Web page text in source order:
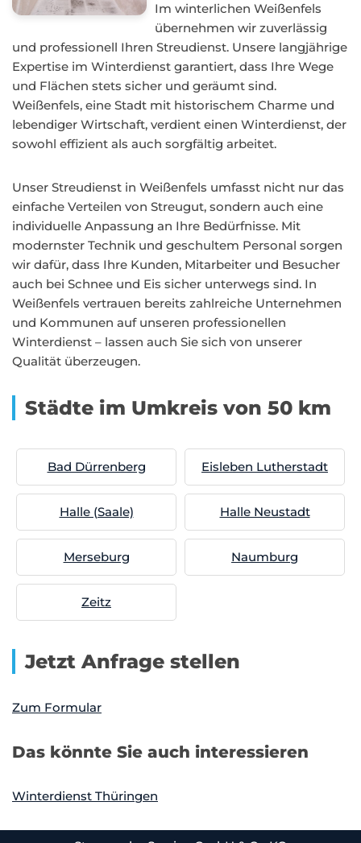
Im winterlichen Weißenfels
übernehmen wir zuverlässig
und professionell Ihren Streudienst. Unsere langjährige
Expertise im Winterdienst garantiert, dass Ihre Wege
und Flächen stets sicher und geräumt sind.
Weißenfels, eine Stadt mit historischem Charme und
lebendiger Wirtschaft, verdient einen Winterdienst, der
sowohl effizient als auch sorgfältig arbeitet.
Unser Streudienst in Weißenfels umfasst nicht nur das
einfache Verteilen von Streugut, sondern auch eine
individuelle Anpassung an Ihre Bedürfnisse. Mit
modernster Technik und geschultem Personal sorgen
wir dafür, dass Ihre Kunden, Mitarbeiter und Besucher
auch bei Schnee und Eis sicher unterwegs sind. In
Weißenfels vertrauen bereits zahlreiche Unternehmen
und Kommunen auf unseren professionellen
Winterdienst – lassen auch Sie sich von unserer
Qualität überzeugen.
Städte im Umkreis von 50 km
Bad Dürrenberg Eisleben Lutherstadt
Halle (Saale) Halle Neustadt
Merseburg Naumburg
Zeitz
Jetzt Anfrage stellen
Zum Formular
Das könnte Sie auch interessieren
Winterdienst Thüringen